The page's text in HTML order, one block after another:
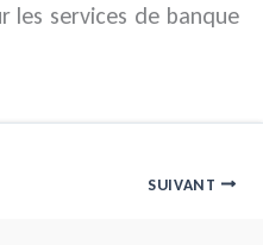
les services de banque
SUIVANT